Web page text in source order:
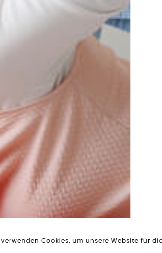
verwenden Cookies, um unsere Website für